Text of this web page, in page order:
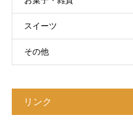
スイーツ
その他
リンク